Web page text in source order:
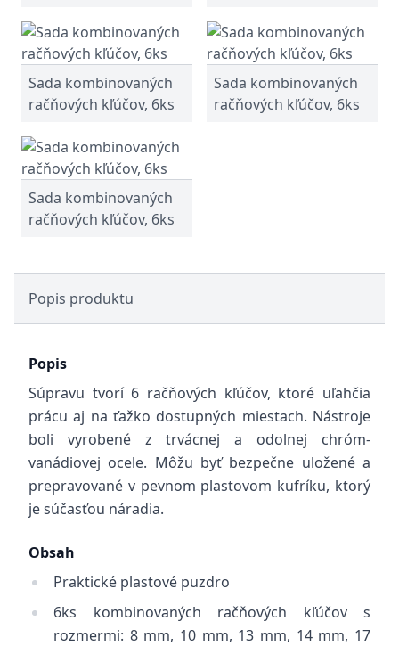
Sada kombinovaných
račňových kľúčov, 6ks
Sada kombinovaných
račňových kľúčov, 6ks
Sada kombinovaných
račňových kľúčov, 6ks
Popis produktu
Popis
Súpravu tvorí 6 račňových kľúčov, ktoré uľahčia
prácu aj na ťažko dostupných miestach. Nástroje
boli vyrobené z trvácnej a odolnej chróm-
vanádiovej ocele. Môžu byť bezpečne uložené a
prepravované v pevnom plastovom kufríku, ktorý
je súčasťou náradia.
Obsah
Praktické plastové puzdro
6ks kombinovaných račňových kľúčov s
rozmermi: 8 mm, 10 mm, 13 mm, 14 mm, 17